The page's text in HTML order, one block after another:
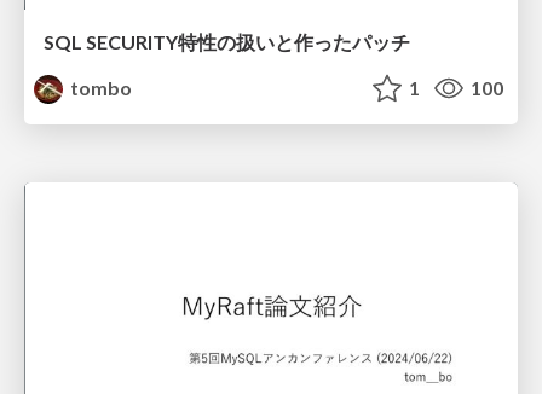
SQL SECURITY特性の扱いと作ったパッチ
tombo
1 100